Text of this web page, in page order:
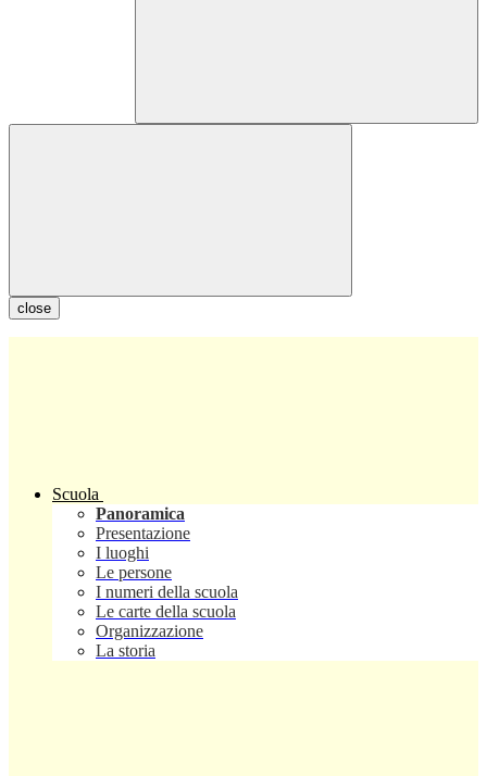
close
Scuola
Panoramica
Presentazione
I luoghi
Le persone
I numeri della scuola
Le carte della scuola
Organizzazione
La storia